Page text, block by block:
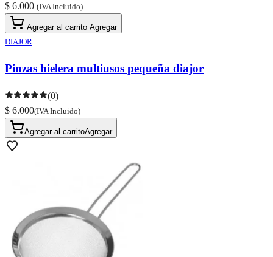
$ 6.000 (IVA Incluido)
Agregar al carrito Agregar
DIAJOR
Pinzas hielera multiusos pequeña diajor
(0)
$ 6.000(IVA Incluido)
Agregar al carritoAgregar